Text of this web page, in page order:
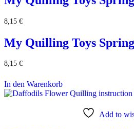
8,15 €
My Quilling Toys
8,15 €
In den Warenkorb
Add to